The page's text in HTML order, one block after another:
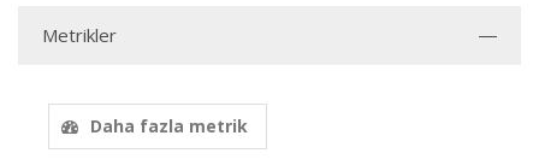
Metrikler
Daha fazla metrik